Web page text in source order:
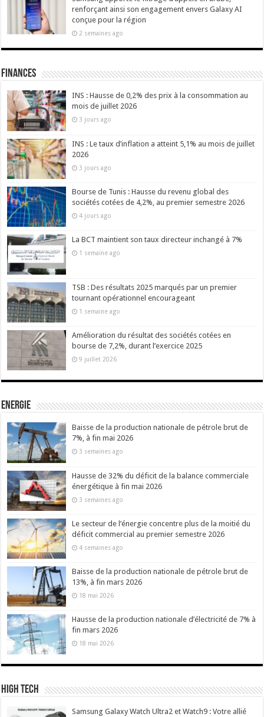
renforçant ainsi son engagement envers Galaxy AI
conçue pour la région
2 semaines ago
Finances
INS : Hausse de 0,2% des prix à la consommation au
mois de juillet 2026
3 jours ago
INS : Le taux d’inflation a atteint 5,1% au mois de juillet
2026
3 jours ago
Bourse de Tunis : Hausse du revenu global des
sociétés cotées de 4,2%, au premier semestre 2026
4 jours ago
La BCT maintient son taux directeur inchangé à 7%
1 semaine ago
TSB : Des résultats 2025 marqués par un premier
tournant opérationnel encourageant
1 semaine ago
Amélioration du résultat des sociétés cotées en
bourse de 7,2%, durant l’exercice 2025
9 juillet 2026
Energie
Baisse de la production nationale de pétrole brut de
7%, à fin mai 2026
3 semaines ago
Hausse de 32% du déficit de la balance commerciale
énergétique à fin mai 2026
3 semaines ago
Le secteur de l’énergie concentre plus de la moitié du
déficit commercial au premier semestre 2026
4 semaines ago
Baisse de la production nationale de pétrole brut de
13%, à fin mars 2026
18 mai 2026
Hausse de la production nationale d’électricité de 7% à
fin mars 2026
18 mai 2026
High Tech
Samsung Galaxy Watch Ultra2 et Watch9 : Votre allié